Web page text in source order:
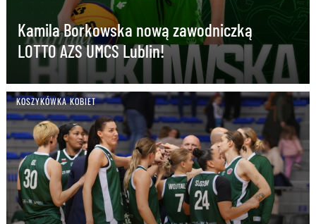
Kamila Borkowska nową zawodniczką
LOTTO AZS UMCS Lublin!
KOSZYKÓWKA KOBIET